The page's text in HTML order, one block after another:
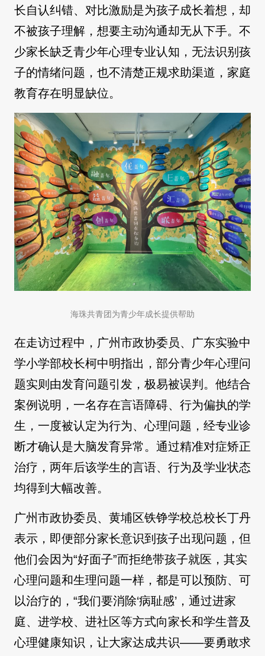
长自认纠错、对比激励是为孩子成长着想，却
不被孩子理解，想要主动沟通却无从下手。不
少家长缺乏青少年心理专业认知，无法识别孩
子的情绪问题，也不清楚正规求助渠道，家庭
教育存在明显缺位。
海珠共青团为青少年成长提供帮助
在走访过程中，广州市政协委员、广东实验中
学小学部校长柯中明指出，部分青少年心理问
题实则由发育问题引发，极易被误判。他结合
案例说明，一名存在言语障碍、行为偏执的学
生，一度被认定为行为、心理问题，经专业诊
断才确认是大脑发育异常。通过精准对症矫正
治疗，两年后该学生的言语、行为及学业状态
均得到大幅改善。
广州市政协委员、黄埔区铁铮学校总校长丁丹
表示，即便部分家长意识到孩子出现问题，但
他们会因为“好面子”而拒绝带孩子就医，其实
心理问题和生理问题一样，都是可以预防、可
以治疗的，“我们要消除‘病耻感’，通过进家
庭、进学校、进社区等方式向家长和学生普及
心理健康知识，让大家达成共识——要勇敢求